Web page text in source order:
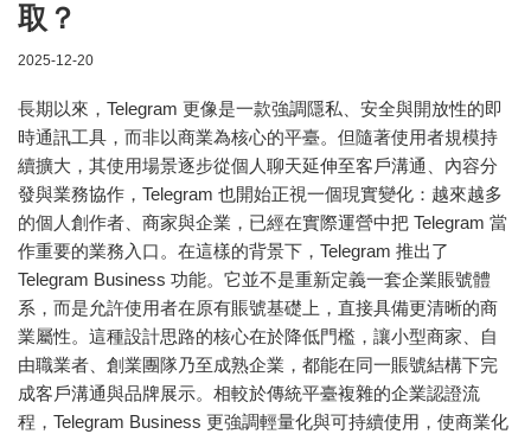
取？
2025-12-20
長期以來，Telegram 更像是一款強調隱私、安全與開放性的即
時通訊工具，而非以商業為核心的平臺。但隨著使用者規模持
續擴大，其使用場景逐步從個人聊天延伸至客戶溝通、內容分
發與業務協作，Telegram 也開始正視一個現實變化：越來越多
的個人創作者、商家與企業，已經在實際運營中把 Telegram 當
作重要的業務入口。在這樣的背景下，Telegram 推出了
Telegram Business 功能。它並不是重新定義一套企業賬號體
系，而是允許使用者在原有賬號基礎上，直接具備更清晰的商
業屬性。這種設計思路的核心在於降低門檻，讓小型商家、自
由職業者、創業團隊乃至成熟企業，都能在同一賬號結構下完
成客戶溝通與品牌展示。相較於傳統平臺複雜的企業認證流
程，Telegram Business 更強調輕量化與可持續使用，使商業化